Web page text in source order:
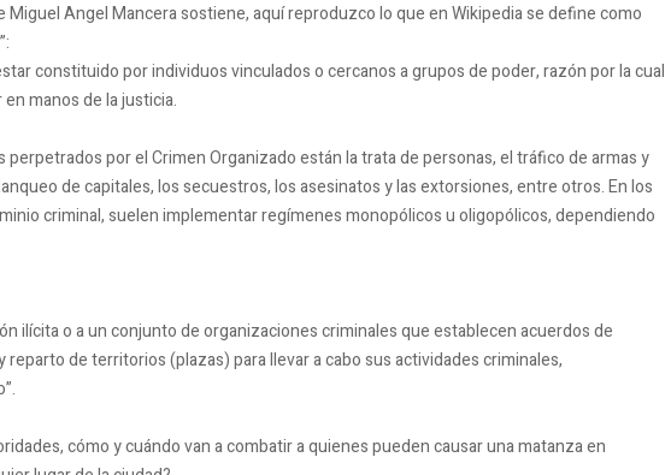
Miguel Angel Mancera sostiene, aquí reproduzco lo que en Wikipedia se define como
constituido por individuos vinculados o cercanos a grupos de poder, razón por la cual
manos de la justicia.
por el Crimen Organizado están la trata de personas, el tráfico de armas y
de capitales, los secuestros, los asesinatos y las extorsiones, entre otros. En los
criminal, suelen implementar regímenes monopólicos u oligopólicos, dependiendo
ilícita o a un conjunto de organizaciones criminales que establecen acuerdos de
de territorios (plazas) para llevar a cabo sus actividades criminales,
cómo y cuándo van a combatir a quienes pueden causar una matanza en